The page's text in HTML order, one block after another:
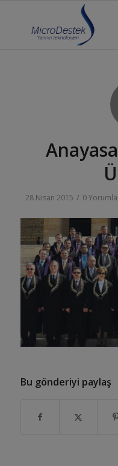
28 Nisan 2015 / 0
Bu gönderiyi paylaş